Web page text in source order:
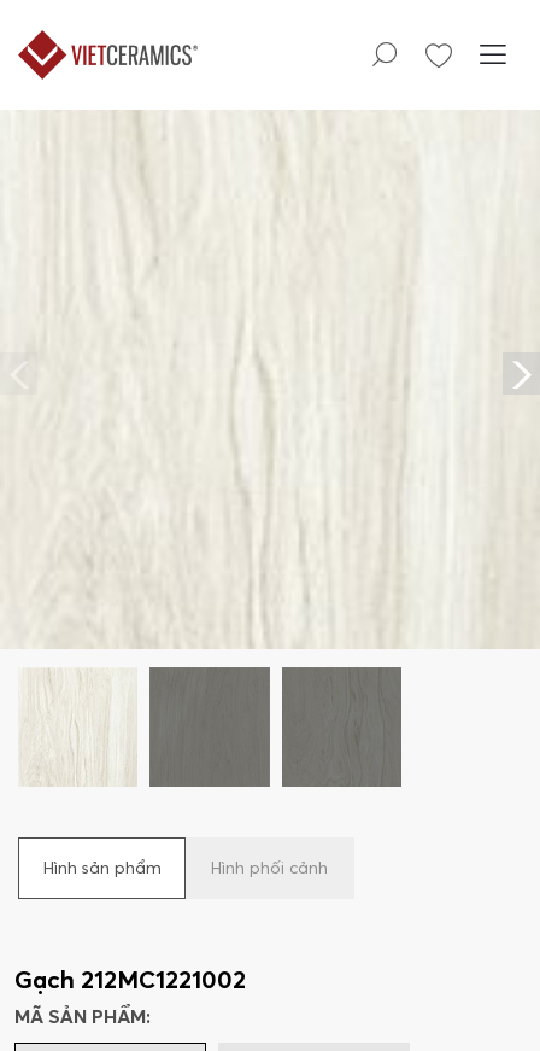
Hình sản phẩm Hình phối cảnh
Gạch 212MC1221002
MÃ SẢN PHẨM: